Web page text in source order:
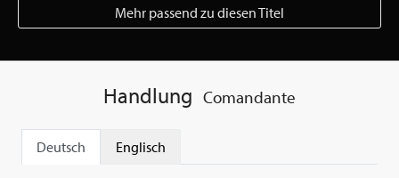
Mehr passend zu diesen Titel
Handlung Comandante
Deutsch Englisch